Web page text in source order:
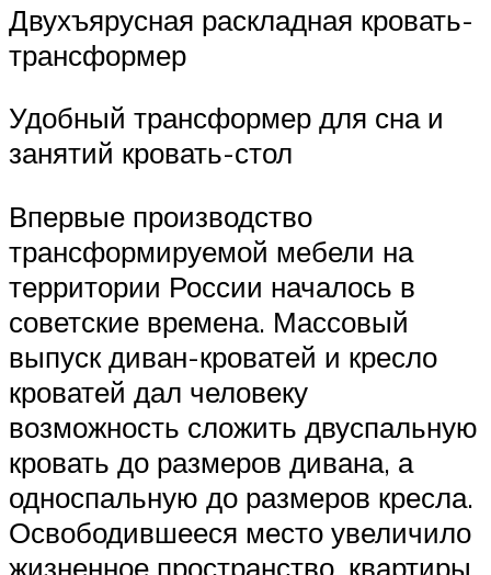
Двухъярусная раскладная кровать-
трансформер
Удобный трансформер для сна и
занятий кровать-стол
Впервые производство
трансформируемой мебели на
территории России началось в
советские времена. Массовый
выпуск диван-кроватей и кресло
кроватей дал человеку
возможность сложить двуспальную
кровать до размеров дивана, а
односпальную до размеров кресла.
Освободившееся место увеличило
жизненное пространство, квартиры